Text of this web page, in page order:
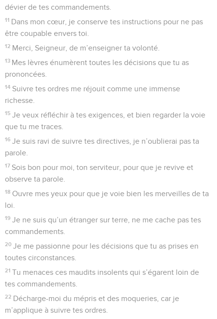
dévier de tes commandements.
11 Dans mon cœur, je conserve tes instructions pour ne pas
être coupable envers toi.
12 Merci, Seigneur, de m’enseigner ta volonté.
13 Mes lèvres énumèrent toutes les décisions que tu as
prononcées.
14 Suivre tes ordres me réjouit comme une immense
richesse.
15 Je veux réfléchir à tes exigences, et bien regarder la voie
que tu me traces.
16 Je suis ravi de suivre tes directives, je n’oublierai pas ta
parole.
17 Sois bon pour moi, ton serviteur, pour que je revive et
observe ta parole.
18 Ouvre mes yeux pour que je voie bien les merveilles de ta
loi.
19 Je ne suis qu’un étranger sur terre, ne me cache pas tes
commandements.
20 Je me passionne pour les décisions que tu as prises en
toutes circonstances.
21 Tu menaces ces maudits insolents qui s’égarent loin de
tes commandements.
22 Décharge-moi du mépris et des moqueries, car je
m’applique à suivre tes ordres.